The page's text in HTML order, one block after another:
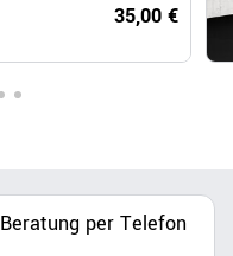
35,00 €
Beratung per Telefon